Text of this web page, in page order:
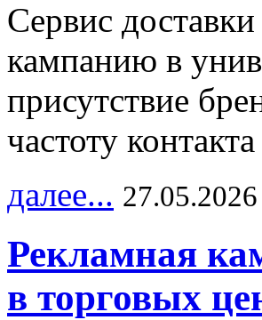
Сервис
кампанию в
присутствие
частоту
далее... 27.05.2026
Рекламная
в торговых